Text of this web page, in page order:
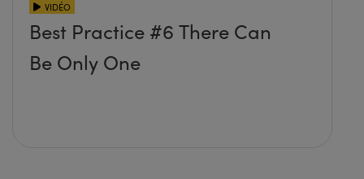
VIDÉO
Best Practice #6 There Can
Be Only One